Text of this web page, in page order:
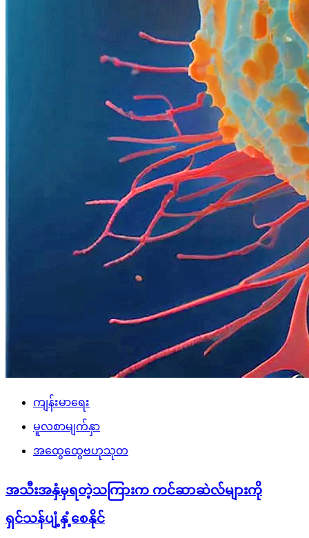
ကျန်းမာရေး
မူလစာမျက်နှာ
အထွေထွေဗဟုသုတ
အသီးအနှံမှရတဲ့သကြားက ကင်ဆာဆဲလ်များကို
ရှင်သန်ပျံ့နှံ့စေနိုင်